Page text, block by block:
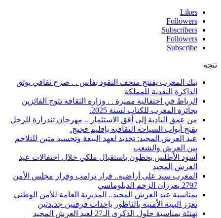
Likes
Followers
Subscribers
Followers
Subscribe
تتجه
بنك المغرب يفتتح متحف النقود بفاس . . صرح ثقافي يوثق
الذاكرة النقدية للمملكة
الرباط في احتفالية مميزة . . وزارة الثقافة تتوج الفائزين
بجائزة المغرب للكتاب لسنة 2025.
من عمق البادية إلى أفق الاستثمار .. مهرجان تندرارة للرحل
يفتح أبواب السياحة الثقافية بإقليم فجيج.
عيد العرش المجيد: تجديد لعهد البيعة وتجسيد متين للتلاحم
بين العرش والشعب
أسود الأطلس يحظون باستقبال ملكي خلال احتفالات عيد
العرش المجيد
المغرب سيد على أراضيه.. قرار ترامب وقرار مجلس الأمن
2797 يعززان الزخم الدبلوماسي
بمناسبة عيد العرش المجيد.. المديرية العامة للأمن الوطني
تعزز البنية الأمنية بالناظور بإحداث فرقتين جديدتين
تهنئة بمناسبة حلول الذكرى الـ27 لعيد العرش المجيد